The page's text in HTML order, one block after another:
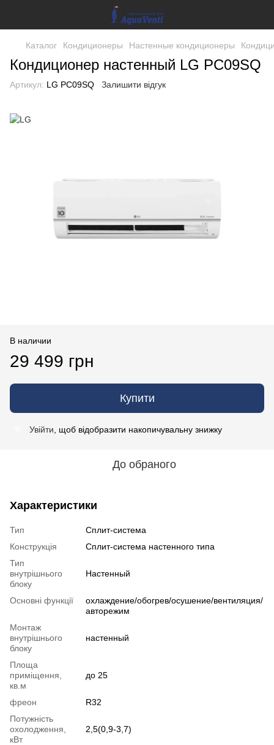
Каталог Кондиционеры Настенные кондиционеры
Кондиционер настенный LG PC09SQ
Артикул: LG PC09SQ Залишити відгук
В наличии
29 499 грн
Купити
Увійти , щоб відобразити накопичувальну знижку
До обраного
Характеристики
Тип
Сплит-система
Конструкція
Cплит-система настенного типа
Тип
внутрішнього
блоку
Настенный
Основні функції
охлаждение/обогрев/осушение/вентиляция/
авторежим
Монтаж
внутрішнього
блоку
настенный
Площа
приміщення,
кв.м
до 25
фреон
R32
Потужність
охолодження,
кВт
2,5(0,9-3,7)